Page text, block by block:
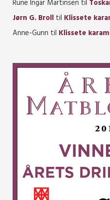
Rune Ingar Martinsen til
Jørn G. Broll til Klissete
Anne-Gunn til Klissete